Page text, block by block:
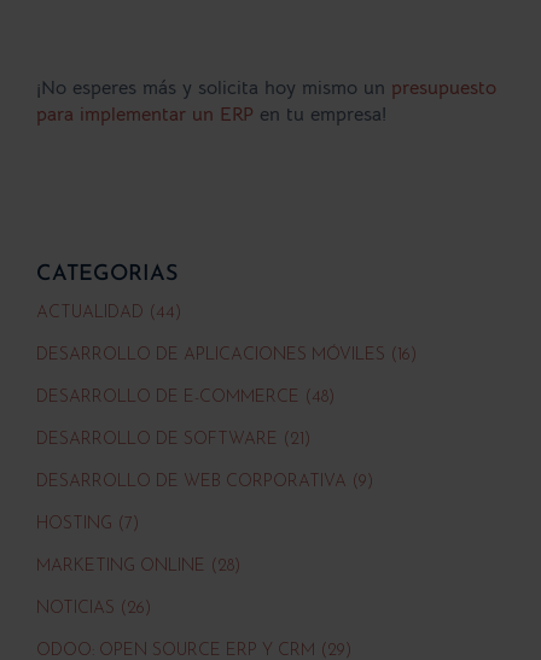
¡No esperes más y solicita hoy mismo un presupuesto
para implementar un ERP en tu empresa!
CATEGORIAS
ACTUALIDAD (44)
DESARROLLO DE APLICACIONES MÓVILES (16)
DESARROLLO DE E-COMMERCE (48)
DESARROLLO DE SOFTWARE (21)
DESARROLLO DE WEB CORPORATIVA (9)
HOSTING (7)
MARKETING ONLINE (28)
NOTICIAS (26)
ODOO: OPEN SOURCE ERP Y CRM (29)